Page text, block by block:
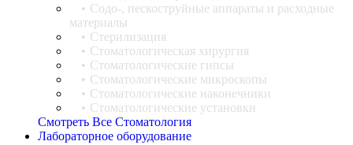
Содо-, пескоструйные аппараты и расходные
материалы
Стерилизация
Стоматологическая хирургия
Стоматологические гипсы
Стоматологические микроскопы
Стоматологические наконечники
Стоматологические установки
Смотреть Все Стоматология
Лабораторное оборудование